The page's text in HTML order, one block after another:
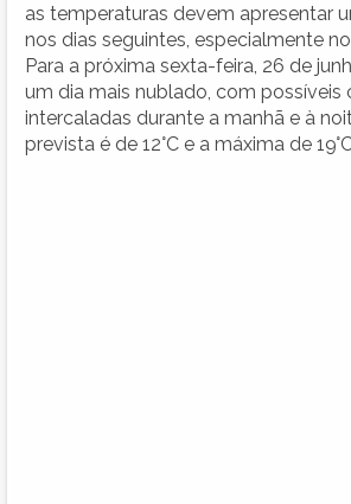
as temperaturas devem apresentar
nos dias seguintes, especialmente
Para a próxima sexta-feira, 26 de
um dia mais nublado, com possíveis
intercaladas durante a manhã e à
prevista é de 12°C e a máxima de